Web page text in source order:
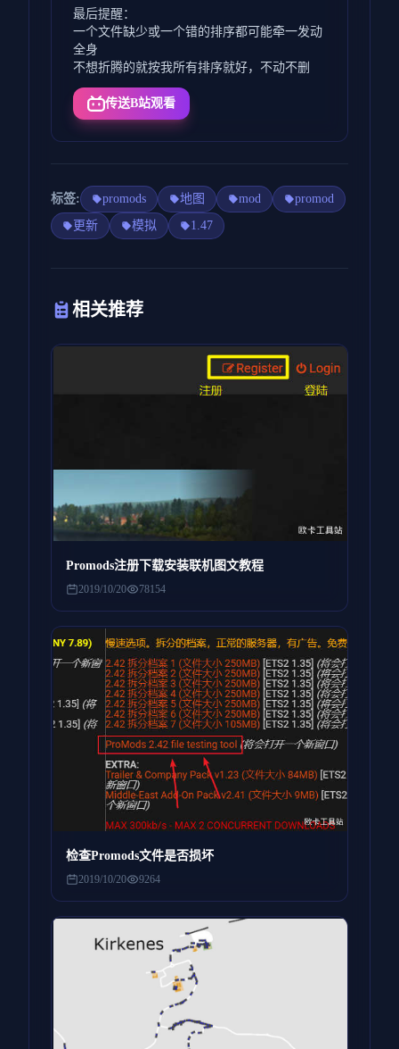
最后提醒：
一个文件缺少或一个错的排序都可能牵一发动
全身
不想折腾的就按我所有排序就好，不动不删
传送B站观看
标签: promods 地图 mod
promod
更新
模拟 1.47
相关推荐
Promods注册下载安装联机图文教程
2019/10/20 78154
检查Promods文件是否损坏
2019/10/20 9264